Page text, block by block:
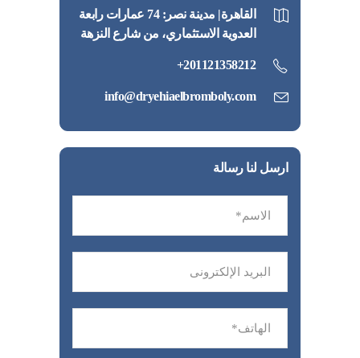
القاهرة| مدينة نصر: 74 عمارات رابعة
العدوية الاستثماري، من شارع النزهة
201121358212+
info@dryehiaelbromboly.com
ارسل لنا رسالة